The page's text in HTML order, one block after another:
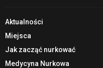
Aktualności
Miejsca
Jak zacząć nurkować
Medycyna Nurkowa